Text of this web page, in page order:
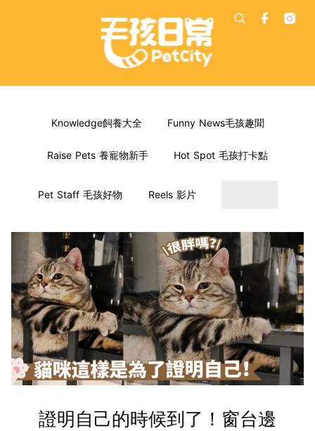
Knowledge飼養大全 Funny News毛孩趣聞
Raise Pets 養寵物新手 Hot Spot 毛孩打卡點
Pet Staff 毛孩好物 Reels 影片
證明自己的時候到了！窗台邊